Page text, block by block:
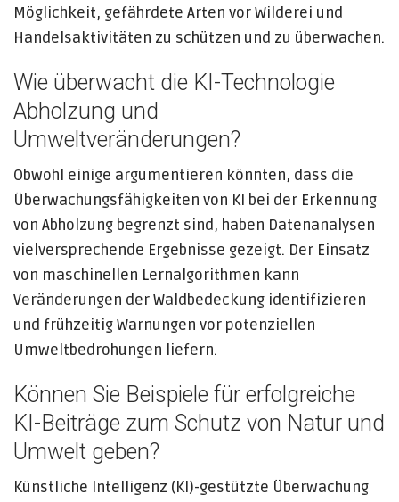
Möglichkeit, gefährdete Arten vor Wilderei und
Handelsaktivitäten zu schützen und zu überwachen.
Wie überwacht die KI-Technologie
Abholzung und
Umweltveränderungen?
Obwohl einige argumentieren könnten, dass die
Überwachungsfähigkeiten von KI bei der Erkennung
von Abholzung begrenzt sind, haben Datenanalysen
vielversprechende Ergebnisse gezeigt. Der Einsatz
von maschinellen Lernalgorithmen kann
Veränderungen der Waldbedeckung identifizieren
und frühzeitig Warnungen vor potenziellen
Umweltbedrohungen liefern.
Können Sie Beispiele für erfolgreiche
KI-Beiträge zum Schutz von Natur und
Umwelt geben?
Künstliche Intelligenz (KI)-gestützte Überwachung